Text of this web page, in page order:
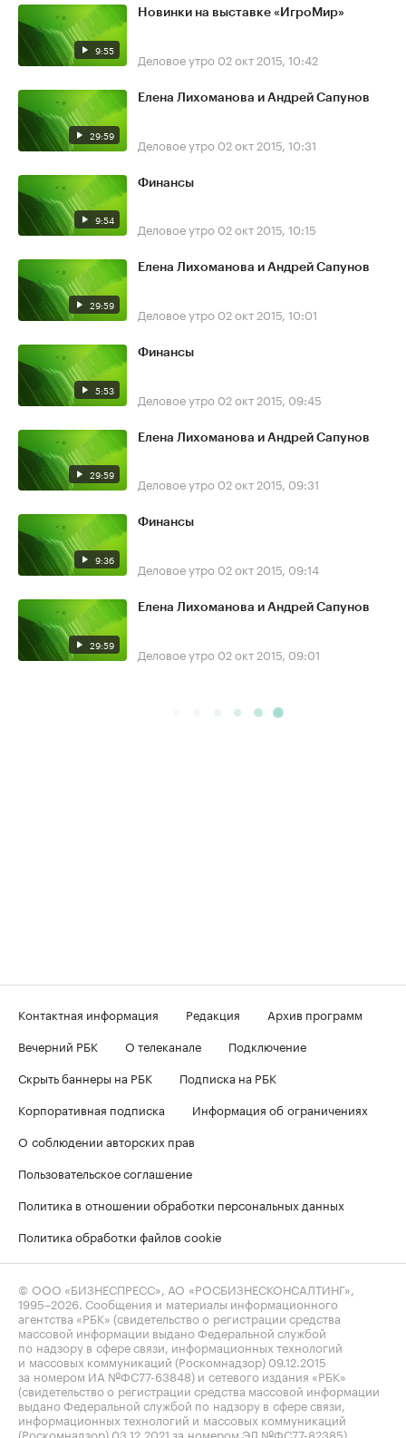
9:55
Новинки на выставке «ИгроМир»
Деловое утро 02 окт 2015, 10:42
29:59
Елена Лихоманова и Андрей Сапунов
Деловое утро 02 окт 2015, 10:31
9:54
Финансы
Деловое утро 02 окт 2015, 10:15
29:59
Елена Лихоманова и Андрей Сапунов
Деловое утро 02 окт 2015, 10:01
5:53
Финансы
Деловое утро 02 окт 2015, 09:45
29:59
Елена Лихоманова и Андрей Сапунов
Деловое утро 02 окт 2015, 09:31
9:36
Финансы
Деловое утро 02 окт 2015, 09:14
29:59
Елена Лихоманова и Андрей Сапунов
Деловое утро 02 окт 2015, 09:01
Контактная информация Редакция
Архив программ
Вечерний РБК
О телеканале
Подключение
Скрыть баннеры на РБК
Подписка на РБК
Корпоративная подписка
Информация об ограничениях
О соблюдении авторских прав
Пользовательское соглашение
Политика в отношении обработки персональных данных
Политика обработки файлов cookie
© ООО «БИЗНЕСПРЕСС», АО «РОСБИЗНЕСКОНСАЛТИНГ»,
1995–2026 . Сообщения и материалы информационного
агентства «РБК» (свидетельство о регистрации средства
массовой информации выдано Федеральной службой
по надзору в сфере связи, информационных технологий
и массовых коммуникаций (Роскомнадзор) 09.12.2015
за номером ИА №ФС77-63848) и сетевого издания «РБК»
(свидетельство о регистрации средства массовой информации
выдано Федеральной службой по надзору в сфере связи,
информационных технологий и массовых коммуникаций
(Роскомнадзор) 03.12.2021 за номером ЭЛ №ФС77-82385)